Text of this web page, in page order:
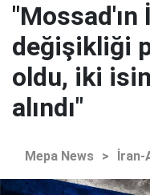
değişikliği
oldu, iki
alındı"
Mepa News > İran-